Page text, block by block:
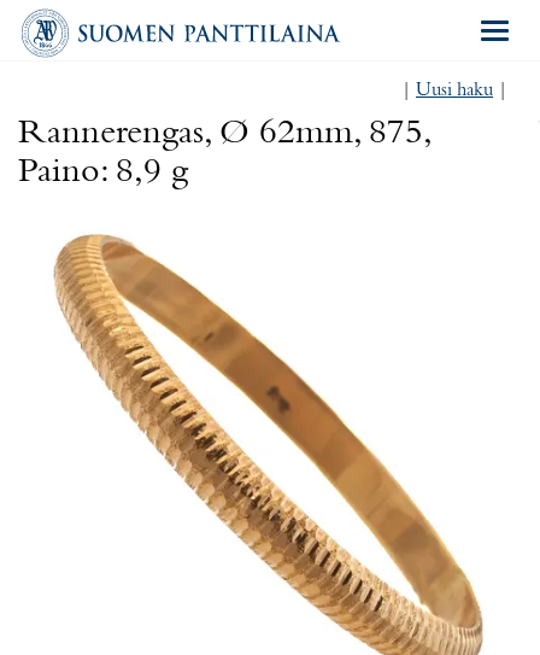
Uusi haku
Rannerengas, Ø 62mm, 875,
Paino: 8,9 g